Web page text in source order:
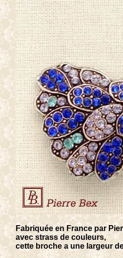
Fabriquée en France par
avec strass de couleurs,
cette broche a une largeur